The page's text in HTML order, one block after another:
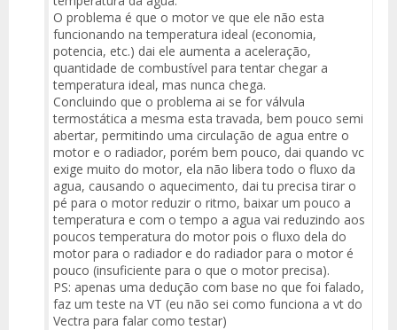
O problema é que o motor ve que ele não esta
funcionando na temperatura ideal (economia,
potencia, etc.) dai ele aumenta a aceleração,
quantidade de combustível para tentar chegar a
temperatura ideal, mas nunca chega.
Concluindo que o problema ai se for válvula
termostática a mesma esta travada, bem pouco semi
abertar, permitindo uma circulação de agua entre o
motor e o radiador, porém bem pouco, dai quando vc
exige muito do motor, ela não libera todo o fluxo da
agua, causando o aquecimento, dai tu precisa tirar o
pé para o motor reduzir o ritmo, baixar um pouco a
temperatura e com o tempo a agua vai reduzindo aos
poucos temperatura do motor pois o fluxo dela do
motor para o radiador e do radiador para o motor é
pouco (insuficiente para o que o motor precisa).
PS: apenas uma dedução com base no que foi falado,
faz um teste na VT (eu não sei como funciona a vt do
Vectra para falar como testar)